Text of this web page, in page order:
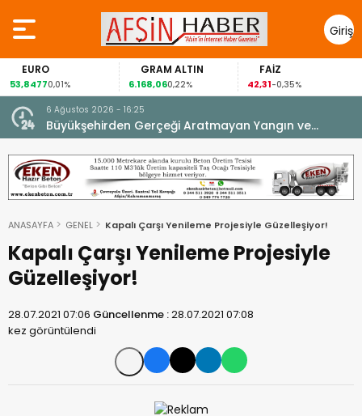
Giriş
Yap
EURO
53,84770,01%
GRAM ALTIN
6.168,060,22%
FAİZ
42,31-0,35%
6 Ağustos 2026 - 16:25
Büyükşehirden Gerçeği Aratmayan Yangın ve
Kurtarma Tatbikatı.
ANASAYFA GENEL Kapalı Çarşı Yenileme Projesiyle Güzelleşiyor!
Kapalı Çarşı Yenileme Projesiyle
Güzelleşiyor!
28.07.2021 07:06 Güncellenme :28.07.2021 07:08
kez görüntülendi